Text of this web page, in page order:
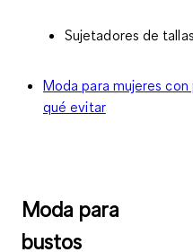
Sujetadores de
Moda para mujeres
qué evitar
Moda para
bustos